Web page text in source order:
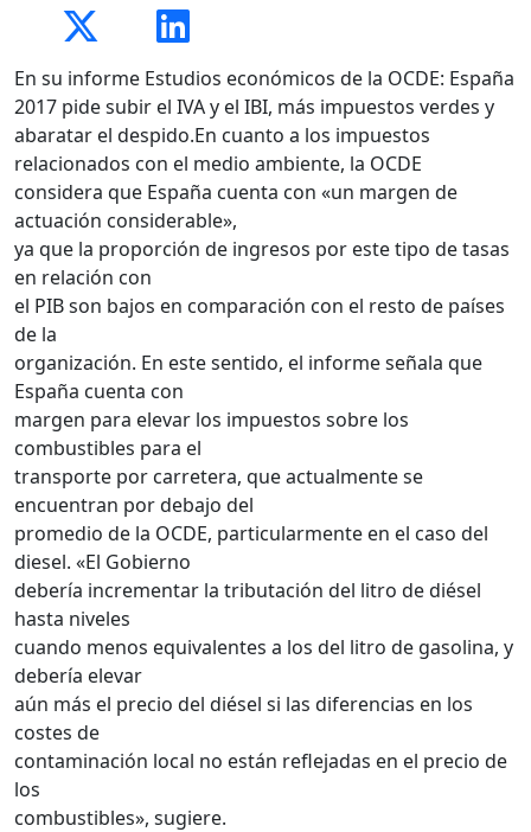
En su informe Estudios económicos de la OCDE: España
2017 pide subir el IVA y el IBI, más impuestos verdes y
abaratar el despido.En cuanto a los impuestos
relacionados con el medio ambiente, la OCDE
considera que España cuenta con «un margen de
actuación considerable»,
ya que la proporción de ingresos por este tipo de tasas
en relación con
el PIB son bajos en comparación con el resto de países
de la
organización. En este sentido, el informe señala que
España cuenta con
margen para elevar los impuestos sobre los
combustibles para el
transporte por carretera, que actualmente se
encuentran por debajo del
promedio de la OCDE, particularmente en el caso del
diesel. «El Gobierno
debería incrementar la tributación del litro de diésel
hasta niveles
cuando menos equivalentes a los del litro de gasolina, y
debería elevar
aún más el precio del diésel si las diferencias en los
costes de
contaminación local no están reflejadas en el precio de
los
combustibles», sugiere.